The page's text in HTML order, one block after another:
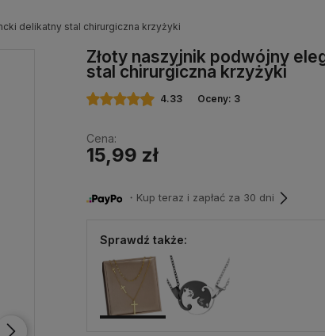
Wybierz coś dla
oferty lub zaloguj się,
delikatny stal chirurgiczna krzyżyki
Złoty naszyjnik podwójny
stal chirurgiczna krzyżyki
4.33 Oceny: 3
Cena:
15,99 zł
・Kup teraz i zapłać za 30 dni
Sprawdź także: